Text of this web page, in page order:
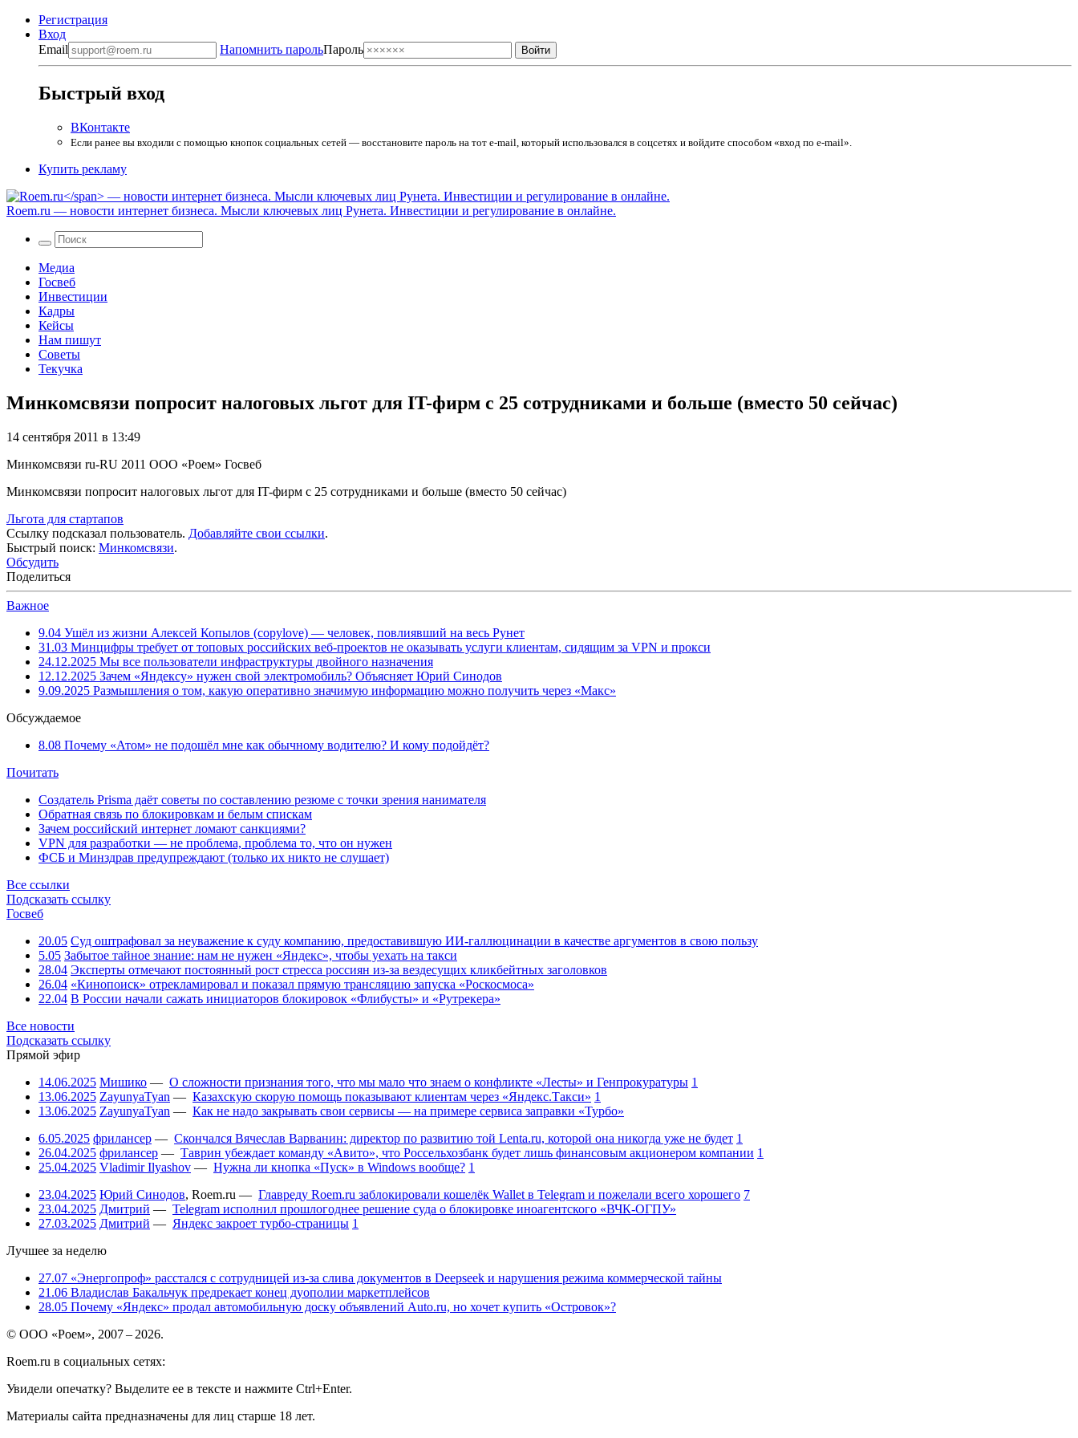
Регистрация
Вход
Email
Напомнить парольПароль
Быстрый вход
ВКонтакте
Если ранее вы входили с помощью кнопок социальных сетей — восстановите пароль на тот e-mail, который использовался в соцсетях и войдите способом «вход по e-mail».
Купить рекламу
Roem.ru — новости интернет бизнеса. Мысли ключевых лиц Рунета. Инвестиции и регулирование в онлайне.
Медиа
Госвеб
Инвестиции
Кадры
Кейсы
Нам пишут
Советы
Текучка
Минкомсвязи попросит налоговых льгот для IT-фирм с 25 сотрудниками и больше (вместо 50 сейчас)
14 сентября 2011 в 13:49
Минкомсвязи ru-RU 2011 ООО «Роем» Госвеб
Минкомсвязи попросит налоговых льгот для IT-фирм с 25 сотрудниками и больше (вместо 50 сейчас)
Льгота для стартапов
Ссылку подсказал пользователь. Добавляйте свои ссылки.
Быстрый поиск: Минкомсвязи.
Обсудить
Поделиться
Важное
9.04 Ушёл из жизни Алексей Копылов (copylove) — человек, повлиявший на весь Рунет
31.03 Минцифры требует от топовых российских веб-проектов не оказывать услуги клиентам, сидящим за VPN и прокси
24.12.2025 Мы все пользователи инфраструктуры двойного назначения
12.12.2025 Зачем «Яндексу» нужен свой электромобиль? Объясняет Юрий Синодов
9.09.2025 Размышления о том, какую оперативно значимую информацию можно получить через «Макс»
Обсуждаемое
8.08 Почему «Атом» не подошёл мне как обычному водителю? И кому подойдёт?
Почитать
Создатель Prisma даёт советы по составлению резюме с точки зрения нанимателя
Обратная связь по блокировкам и белым спискам
Зачем российский интернет ломают санкциями?
VPN для разработки — не проблема, проблема то, что он нужен
ФСБ и Минздрав предупреждают (только их никто не слушает)
Все ссылки
Подсказать ссылку
Госвеб
20.05 Суд оштрафовал за неуважение к суду компанию, предоставившую ИИ-галлюцинации в качестве аргументов в свою пользу
5.05 Забытое тайное знание: нам не нужен «Яндекс», чтобы уехать на такси
28.04 Эксперты отмечают постоянный рост стресса россиян из-за вездесущих кликбейтных заголовков
26.04 «Кинопоиск» отрекламировал и показал прямую трансляцию запуска «Роскосмоса»
22.04 В России начали сажать инициаторов блокировок «Флибусты» и «Рутрекера»
Все новости
Подсказать ссылку
Прямой эфир
14.06.2025 Мишико — О сложности признания того, что мы мало что знаем о конфликте «Лесты» и Генпрокуратуры 1
13.06.2025 ZayunyaTyan — Казахскую скорую помощь показывают клиентам через «Яндекс.Такси» 1
13.06.2025 ZayunyaTyan — Как не надо закрывать свои сервисы — на примере сервиса заправки «Турбо»
6.05.2025 фрилансер — Скончался Вячеслав Варванин: директор по развитию той Lenta.ru, которой она никогда уже не будет 1
26.04.2025 фрилансер — Таврин убеждает команду «Авито», что Россельхозбанк будет лишь финансовым акционером компании 1
25.04.2025 Vladimir Ilyashov — Нужна ли кнопка «Пуск» в Windows вообще? 1
23.04.2025 Юрий Синодов, Roem.ru — Главреду Roem.ru заблокировали кошелёк Wallet в Telegram и пожелали всего хорошего 7
23.04.2025 Дмитрий — Telegram исполнил прошлогоднее решение суда о блокировке иноагентского «ВЧК-ОГПУ»
27.03.2025 Дмитрий — Яндекс закроет турбо-страницы 1
Лучшее за неделю
27.07 «Энергопроф» расстался с сотрудницей из-за слива документов в Deepseek и нарушения режима коммерческой тайны
21.06 Владислав Бакальчук предрекает конец дуополии маркетплейсов
28.05 Почему «Яндекс» продал автомобильную доску объявлений Auto.ru, но хочет купить «Островок»?
© ООО «Роем», 2007 – 2026.
Roem.ru в социальных сетях:
Увидели опечатку? Выделите ее в тексте и нажмите Ctrl+Enter.
Материалы сайта предназначены для лиц старше 18 лет.